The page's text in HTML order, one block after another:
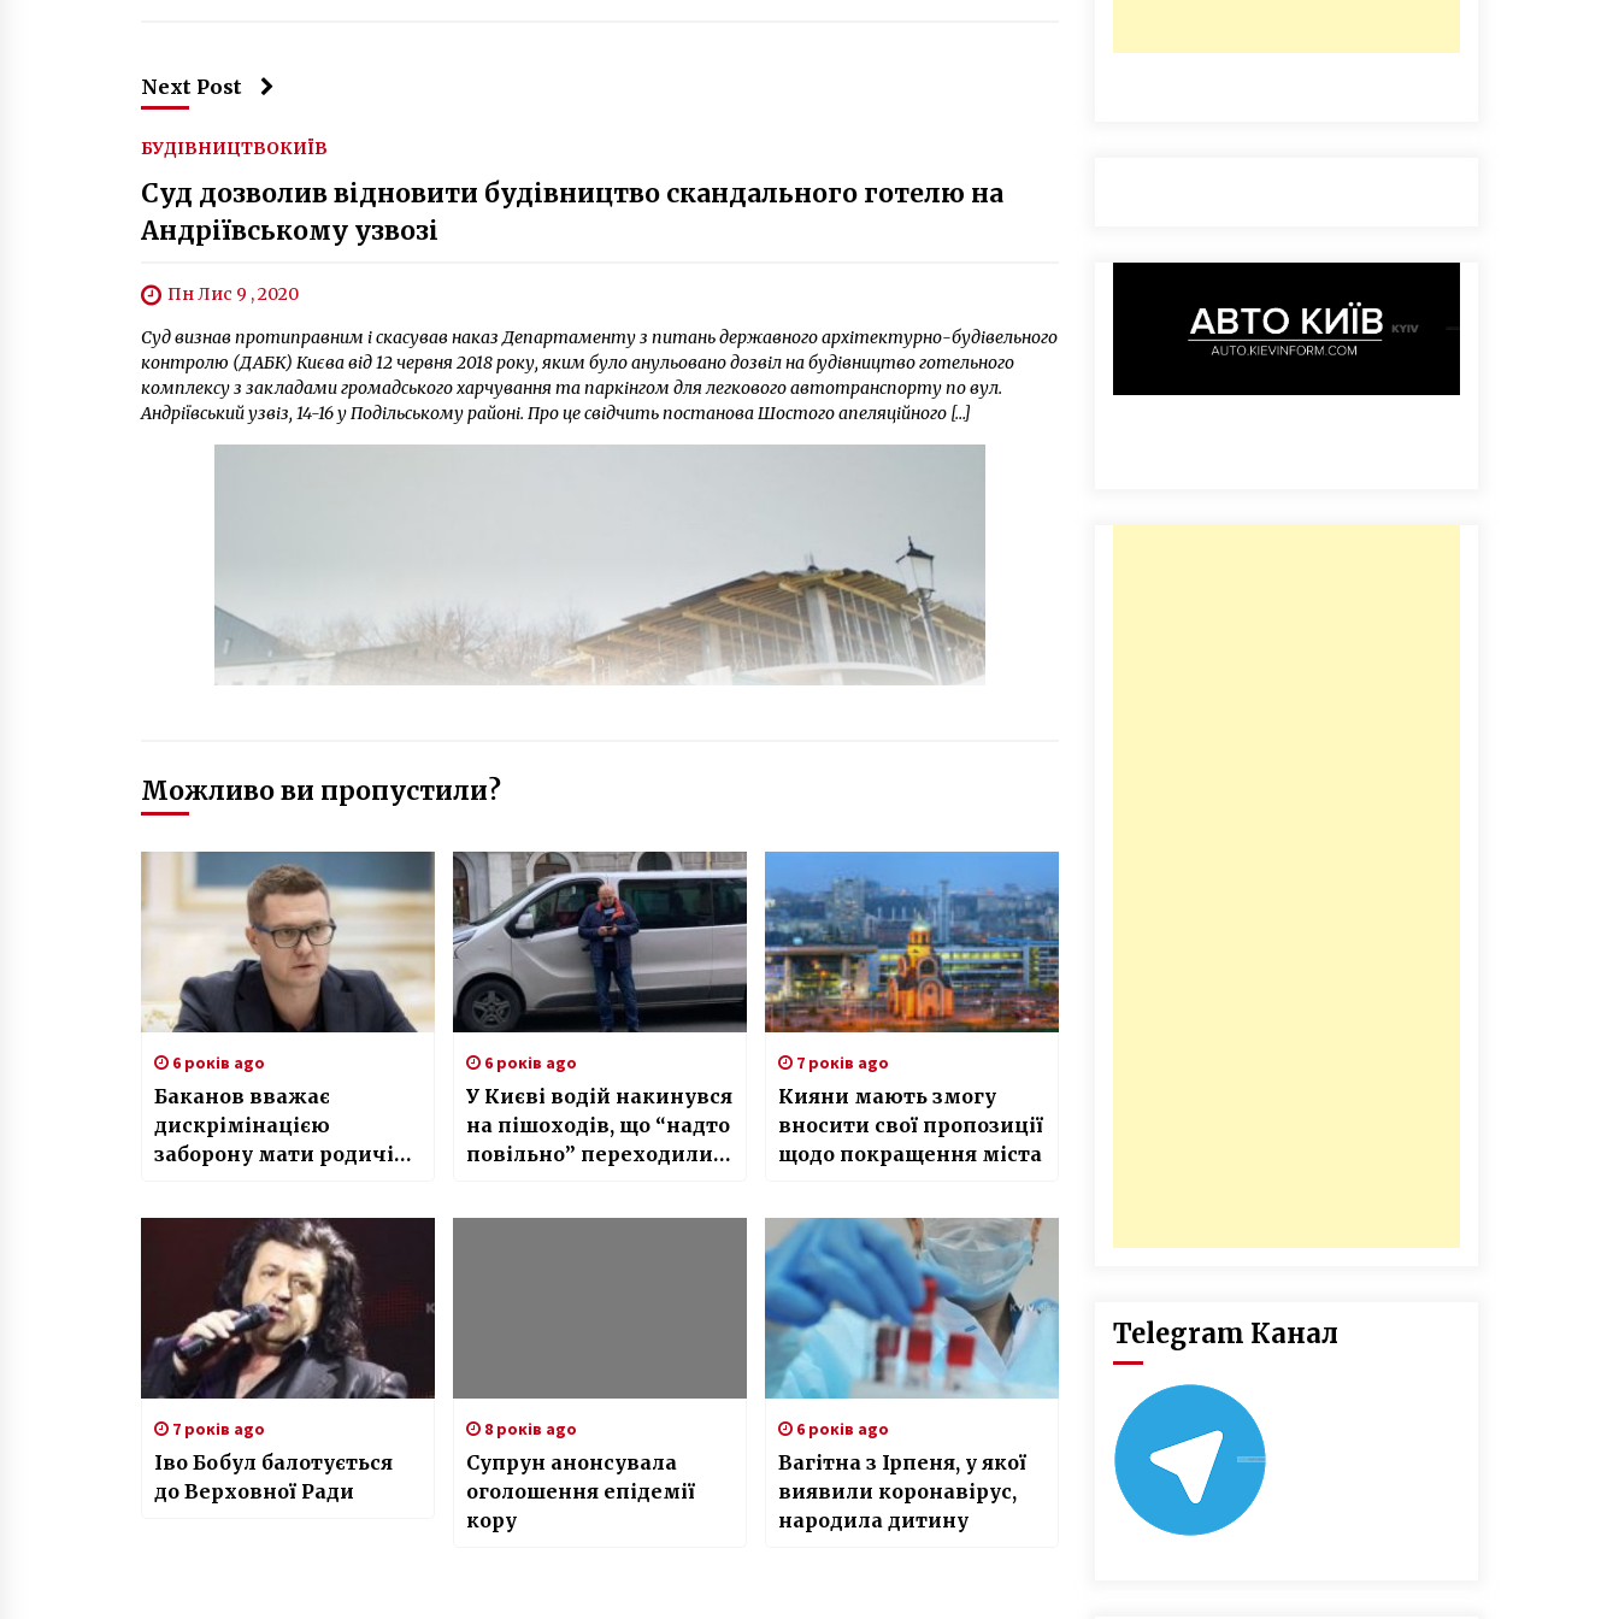
Next Post
БУДІВНИЦТВОКИЇВ
Суд дозволив відновити будівництво скандального готелю на
Андріївському узвозі
Пн Лис 9 , 2020
Суд визнав протиправним і скасував наказ Департаменту з питань державного архітектурно-будівельного
контролю (ДАБК) Києва від 12 червня 2018 року, яким було анульовано дозвіл на будівництво готельного
комплексу з закладами громадського харчування та паркінгом для легкового автотранспорту по вул.
Андріївський узвіз, 14-16 у Подільському районі. Про це свідчить постанова Шостого апеляційного […]
Можливо ви пропустили?
6 років ago
Баканов вважає
дискрімінацією
заборону мати родичів
працювати в СБУ
6 років ago
У Києві водій накинувся
на пішоходів, що “надто
повільно” переходили
7 років ago
Кияни мають змогу
вносити свої пропозиції
щодо покращення міста
7 років ago
Іво Бобул балотується
до Верховної Ради
8 років ago
Супрун анонсувала
оголошення епідемії
кору
6 років ago
Вагітна з Ірпеня, у якої
виявили коронавірус,
народила дитину
Telegram Канал